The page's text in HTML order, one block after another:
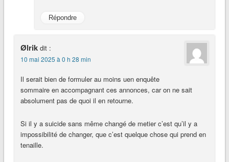
Répondre
Ølrik dit :
10 mai 2025 à 0 h 28 min
Il serait bien de formuler au moins uen enquête
sommaire en accompagnant ces annonces, car on ne sait
absolument pas de quoi il en retourne.
Si il y a suicide sans même changé de metier c’est qu’il y a
impossibilité de changer, que c’est quelque chose qui prend en
tenaille.